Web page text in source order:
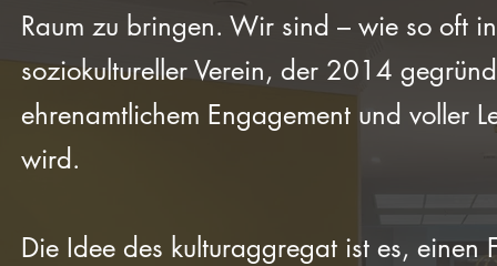
Raum zu bringen. Wir sind – wie so oft
soziokultureller Verein, der 2014
ehrenamtlichem Engagement und voller
wird.
Die Idee des kulturaggregat ist es, einen